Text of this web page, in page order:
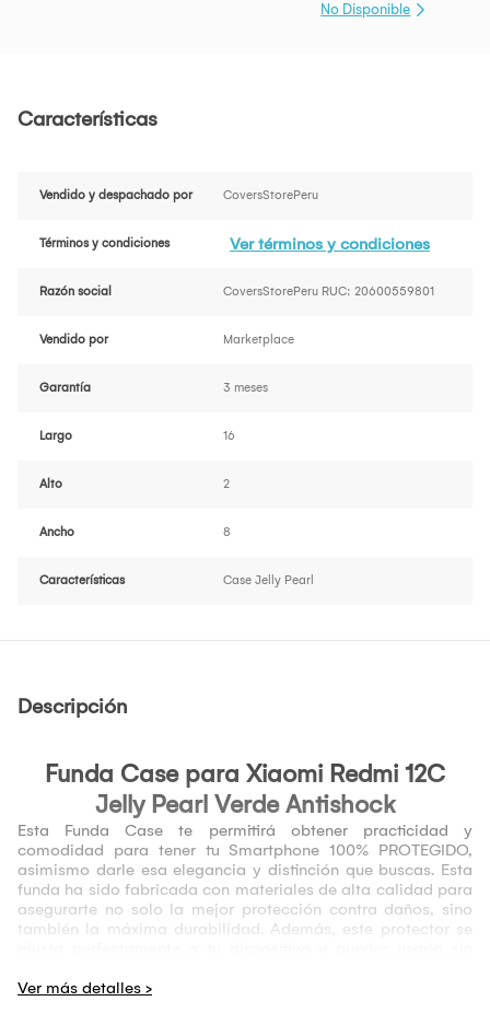
No Disponible
Características
Vendido y despachado por CoversStorePeru
Términos y condiciones Ver términos y condiciones
Razón social CoversStorePeru RUC: 20600559801
Vendido por Marketplace
Garantía 3 meses
Largo 16
Alto 2
Ancho 8
Características Case Jelly Pearl
Descripción
Funda Case para Xiaomi Redmi 12C
Jelly Pearl Verde Antishock
Esta Funda Case te permitirá obtener practicidad y
comodidad para tener tu Smartphone 100% PROTEGIDO,
asimismo darle esa elegancia y distinción que buscas. Esta
funda ha sido fabricada con materiales de alta calidad para
asegurarte no solo la mejor protección contra daños, sino
también la máxima durabilidad. Además, este protector se
cuenta con un diseño Elegante, Flexible y a la vez muy